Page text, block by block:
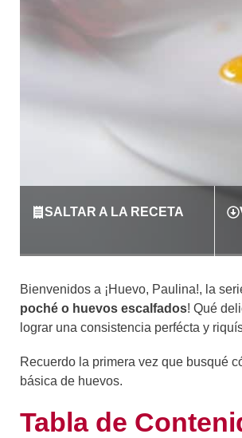
SALTAR A LA RECETA
Bienvenidos a ¡Huevo, Paulina!, la
poché o huevos escalfados! Qué
lograr una consistencia perfécta y
Recuerdo la primera vez que busqué
básica de huevos.
Tabla de